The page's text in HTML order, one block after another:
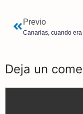
Previo
Deja un